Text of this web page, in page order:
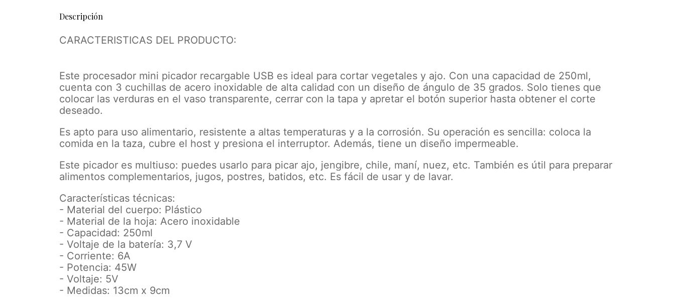
Descripción
CARACTERISTICAS DEL PRODUCTO:
Este procesador mini picador recargable USB es ideal para cortar vegetales y ajo. Con una capacidad de 250ml,
cuenta con 3 cuchillas de acero inoxidable de alta calidad con un diseño de ángulo de 35 grados. Solo tienes que
colocar las verduras en el vaso transparente, cerrar con la tapa y apretar el botón superior hasta obtener el corte
deseado.
Es apto para uso alimentario, resistente a altas temperaturas y a la corrosión. Su operación es sencilla: coloca la
comida en la taza, cubre el host y presiona el interruptor. Además, tiene un diseño impermeable.
Este picador es multiuso: puedes usarlo para picar ajo, jengibre, chile, maní, nuez, etc. También es útil para preparar
alimentos complementarios, jugos, postres, batidos, etc. Es fácil de usar y de lavar.
Características técnicas:
- Material del cuerpo: Plástico
- Material de la hoja: Acero inoxidable
- Capacidad: 250ml
- Voltaje de la batería: 3,7 V
- Corriente: 6A
- Potencia: 45W
- Voltaje: 5V
- Medidas: 13cm x 9cm